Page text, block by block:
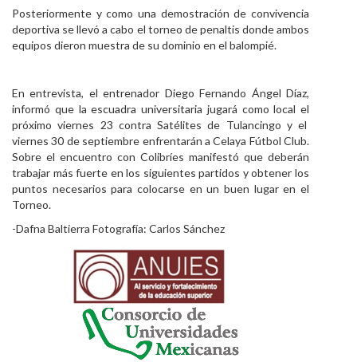
Posteriormente y como una demostración de convivencia
deportiva se llevó a cabo el torneo de penaltis donde ambos
equipos dieron muestra de su dominio en el balompié.
En entrevista, el entrenador Diego Fernando Ángel Díaz,
informó que la escuadra universitaria jugará como local el
próximo viernes 23 contra Satélites de Tulancingo y el
viernes 30 de septiembre enfrentarán a Celaya Fútbol Club.
Sobre el encuentro con Colibríes manifestó que deberán
trabajar más fuerte en los siguientes partidos y obtener los
puntos necesarios para colocarse en un buen lugar en el
Torneo.
-Dafna Baltierra Fotografía: Carlos Sánchez